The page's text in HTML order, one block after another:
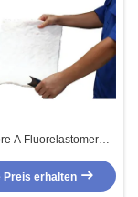
A Fluorelastomer
und UV-
Preis erhalten